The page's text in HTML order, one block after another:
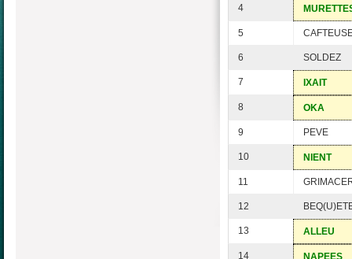
4
5
6 SOLDEZ
7 IXAIT
8 OKA
9 PEVE
10 NIENT
11
12
13 ALLEU
14